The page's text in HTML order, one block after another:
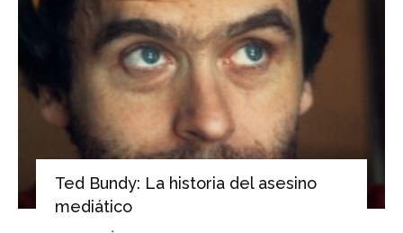
Ted Bundy: La historia del asesino
mediático